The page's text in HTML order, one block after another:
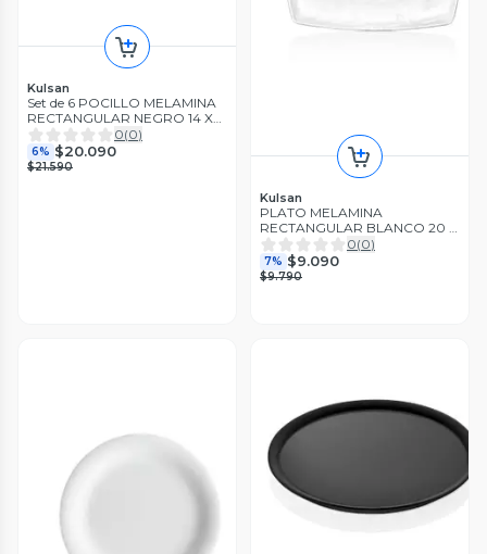
Kulsan
Set de 6 POCILLO MELAMINA
RECTANGULAR NEGRO 14 X
10 X 3 CM LINEA CLASICA
0(0)
6% $20.090
$21.590
Kulsan
PLATO MELAMINA
RECTANGULAR BLANCO 20 X
33 CM LINEA CARRE
0(0)
7% $9.090
$9.790